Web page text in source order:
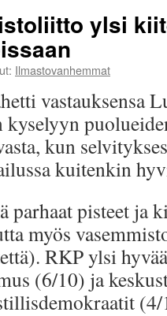
ylsi
Ilmastovanhemmat
vastauksensa
kyselyyn
kun
kuitenkin
parhaat pisteet ja
myös
RKP ylsi
(6/10) ja
(4/